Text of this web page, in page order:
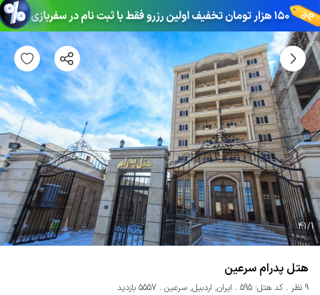
41/1
هتل پدرام سرعین
9 نظر کد هتل: 595 ایران, اردبیل, سرعین
5557 بازدید